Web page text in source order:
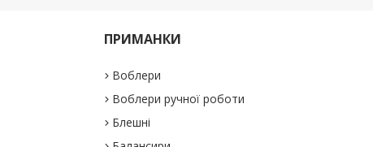
ПРИМАНКИ
Воблери
Воблери ручної роботи
Блешні